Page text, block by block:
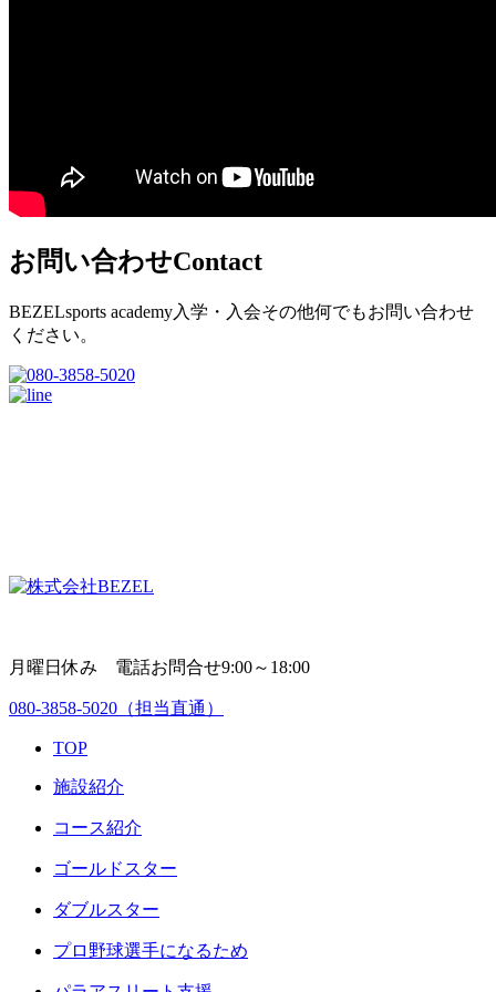
お問い合わせContact
BEZELsports academy入学・入会その他何でもお問い合わせ
ください。
月曜日休み 電話お問合せ9:00～18:00
080-3858-5020 （担当直通）
TOP
施設紹介
コース紹介
ゴールドスター
ダブルスター
プロ野球選手になるため